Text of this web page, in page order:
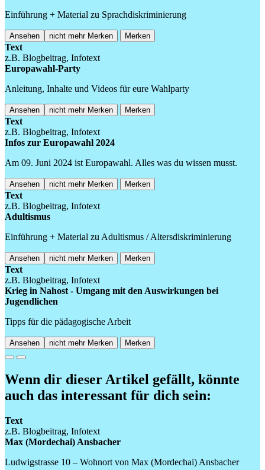
Einführung + Material zu Sprachdiskriminierung
Ansehen nicht mehr Merken Merken
Text
z.B. Blogbeitrag, Infotext
Europawahl-Party
Anleitung, Inhalte und Videos für eure Wahlparty
Ansehen nicht mehr Merken Merken
Text
z.B. Blogbeitrag, Infotext
Infos zur Europawahl 2024
Am 09. Juni 2024 ist Europawahl. Alles was du wissen musst.
Ansehen nicht mehr Merken Merken
Text
z.B. Blogbeitrag, Infotext
Adultismus
Einführung + Material zu Adultismus / Altersdiskriminierung
Ansehen nicht mehr Merken Merken
Text
z.B. Blogbeitrag, Infotext
Krieg in Nahost - Umgang mit den Auswirkungen bei
Jugendlichen
Tipps für die pädagogische Arbeit
Ansehen nicht mehr Merken Merken
Previous
Next
Wenn dir dieser Artikel gefällt, könnte
auch das interessant für dich sein:
Text
z.B. Blogbeitrag, Infotext
Max (Mordechai) Ansbacher
Ludwigstrasse 10 – Wohnort von Max (Mordechai) Ansbacher